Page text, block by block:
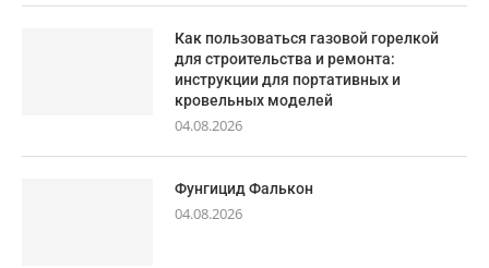
Как пользоваться газовой горелкой
для строительства и ремонта:
инструкции для портативных и
кровельных моделей
04.08.2026
Фунгицид Фалькон
04.08.2026